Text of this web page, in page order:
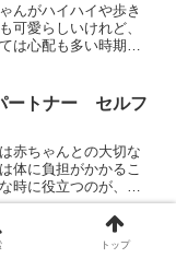
んがハイハイや歩き
可愛らしいけれど、
は心配も多い時期で
ドガードを今日はご
す転倒...
ートナー セルフ
赤ちゃんとの大切な
体に負担がかかるこ
時に役立つのが、授
回は授乳クッション
、注意点などを紹介
授乳クッションって
も我が子のが確認
トップ